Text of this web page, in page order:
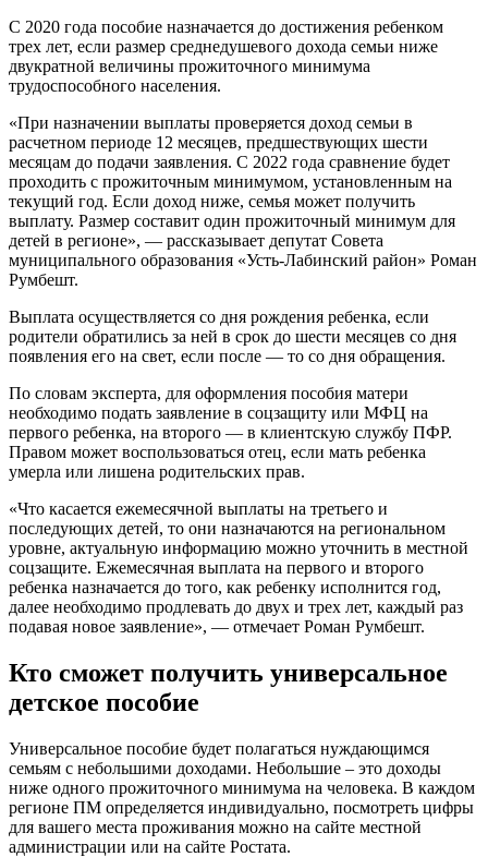
С 2020 года пособие назначается до достижения ребенком
трех лет, если размер среднедушевого дохода семьи ниже
двукратной величины прожиточного минимума
трудоспособного населения.
«При назначении выплаты проверяется доход семьи в
расчетном периоде 12 месяцев, предшествующих шести
месяцам до подачи заявления. С 2022 года сравнение будет
проходить с прожиточным минимумом, установленным на
текущий год. Если доход ниже, семья может получить
выплату. Размер составит один прожиточный минимум для
детей в регионе», — рассказывает депутат Совета
муниципального образования «Усть-Лабинский район» Роман
Румбешт.
Выплата осуществляется со дня рождения ребенка, если
родители обратились за ней в срок до шести месяцев со дня
появления его на свет, если после — то со дня обращения.
По словам эксперта, для оформления пособия матери
необходимо подать заявление в соцзащиту или МФЦ на
первого ребенка, на второго — в клиентскую службу ПФР.
Правом может воспользоваться отец, если мать ребенка
умерла или лишена родительских прав.
«Что касается ежемесячной выплаты на третьего и
последующих детей, то они назначаются на региональном
уровне, актуальную информацию можно уточнить в местной
соцзащите. Ежемесячная выплата на первого и второго
ребенка назначается до того, как ребенку исполнится год,
далее необходимо продлевать до двух и трех лет, каждый раз
подавая новое заявление», — отмечает Роман Румбешт.
Кто сможет получить универсальное
детское пособие
Универсальное пособие будет полагаться нуждающимся
семьям с небольшими доходами. Небольшие – это доходы
ниже одного прожиточного минимума на человека. В каждом
регионе ПМ определяется индивидуально, посмотреть цифры
для вашего места проживания можно на сайте местной
администрации или на сайте Ростата.